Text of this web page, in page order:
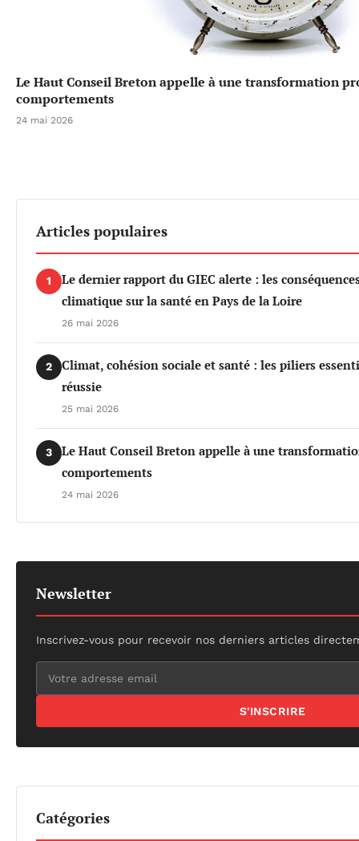
Le Haut Conseil Breton appelle à une transformation
comportements
24 mai 2026
Articles populaires
1
Le dernier rapport du GIEC alerte : les
climatique sur la santé en Pays de la Loire
26 mai 2026
2
Climat, cohésion sociale et santé : les piliers
réussie
25 mai 2026
3
Le Haut Conseil Breton appelle à une
comportements
24 mai 2026
Newsletter
Inscrivez-vous pour recevoir nos derniers articles
S'INSCRIRE
Catégories